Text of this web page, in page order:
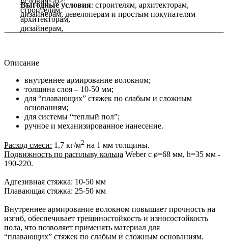
Выгодные условия: строителям, архитекторам,
дизайнерам, девелоперам и простым покупателям
Описание
внутреннее армирование волокном;
толщина слоя – 10-50 мм;
для “плавающих” стяжек по слабым и сложным
основаниям;
для системы “теплый пол”;
ручное и механизированное нанесение.
Расход смеси: 1,7 кг/м2 на 1 мм толщины.
Подвижность по расплыву кольца Weber с ø=68 мм, h=35 мм -
190-220.
Адгезивная стяжка: 10-50 мм
Плавающая стяжка: 25-50 мм
Внутреннее армирование волокном повышает прочность на
изгиб, обеспечивает трещиностойкость и износостойкость
пола, что позволяет применять материал для
“плавающих” стяжек по слабым и сложным основаниям.